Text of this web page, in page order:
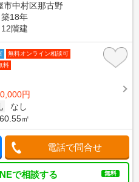
市中村区那古野
築18年
12階建
無料オンライン相談可
料
円
なし
60.55㎡
電話で問合せ
で相談する 無料